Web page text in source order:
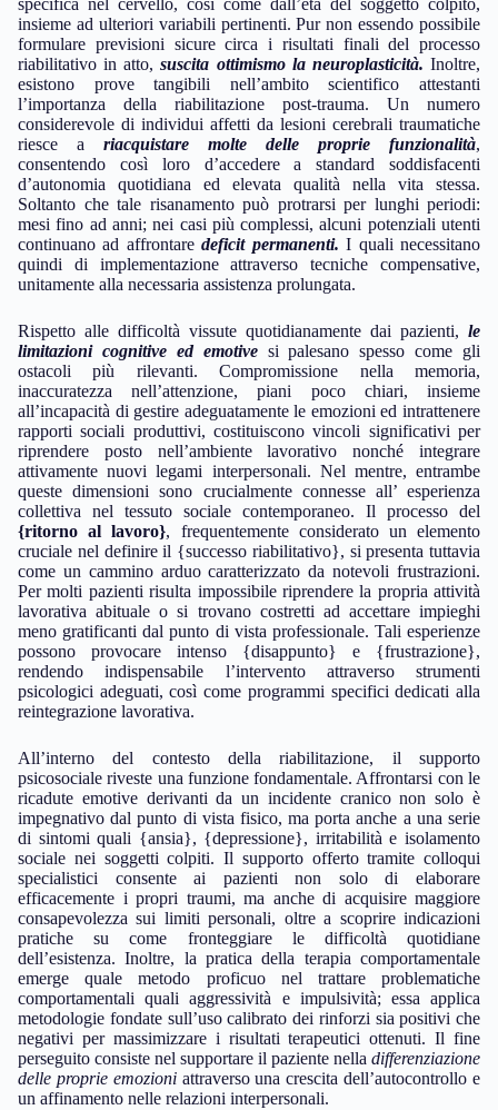
specifica nel cervello, così come dall’età del soggetto colpito,
insieme ad ulteriori variabili pertinenti. Pur non essendo possibile
formulare previsioni sicure circa i risultati finali del processo
riabilitativo in atto,suscita ottimismo la neuroplasticità. Inoltre,
esistono prove tangibili nell’ambito scientifico attestanti
l’importanza della riabilitazione post-trauma. Un numero
considerevole di individui affetti da lesioni cerebrali traumatiche
riesce a riacquistare molte delle proprie funzionalità,
consentendo così loro d’accedere a standard soddisfacenti
d’autonomia quotidiana ed elevata qualità nella vita stessa.
Soltanto che tale risanamento può protrarsi per lunghi periodi:
mesi fino ad anni; nei casi più complessi, alcuni potenziali utenti
continuano ad affrontaredeficit permanenti. I quali necessitano
quindi di implementazione attraverso tecniche compensative,
unitamente alla necessaria assistenza prolungata.
Rispetto alle difficoltà vissute quotidianamente dai pazienti, le
limitazioni cognitive ed emotivesi palesano spesso come gli
ostacoli più rilevanti. Compromissione nella memoria,
inaccuratezza nell’attenzione, piani poco chiari, insieme
all’incapacità di gestire adeguatamente le emozioni ed intrattenere
rapporti sociali produttivi, costituiscono vincoli significativi per
riprendere posto nell’ambiente lavorativo nonché integrare
attivamente nuovi legami interpersonali. Nel mentre, entrambe
queste dimensioni sono crucialmente connesse all’ esperienza
collettiva nel tessuto sociale contemporaneo. Il processo del
{ritorno al lavoro}, frequentemente considerato un elemento
cruciale nel definire il {successo riabilitativo}, si presenta tuttavia
come un cammino arduo caratterizzato da notevoli frustrazioni.
Per molti pazienti risulta impossibile riprendere la propria attività
lavorativa abituale o si trovano costretti ad accettare impieghi
meno gratificanti dal punto di vista professionale. Tali esperienze
possono provocare intenso {disappunto} e {frustrazione},
rendendo indispensabile l’intervento attraverso strumenti
psicologici adeguati, così come programmi specifici dedicati alla
reintegrazione lavorativa.
All’interno del contesto della riabilitazione, il supporto
psicosociale riveste una funzione fondamentale. Affrontarsi con le
ricadute emotive derivanti da un incidente cranico non solo è
impegnativo dal punto di vista fisico, ma porta anche a una serie
di sintomi quali {ansia}, {depressione}, irritabilità e isolamento
sociale nei soggetti colpiti. Il supporto offerto tramite colloqui
specialistici consente ai pazienti non solo di elaborare
efficacemente i propri traumi, ma anche di acquisire maggiore
consapevolezza sui limiti personali, oltre a scoprire indicazioni
pratiche su come fronteggiare le difficoltà quotidiane
dell’esistenza. Inoltre, la pratica della terapia comportamentale
emerge quale metodo proficuo nel trattare problematiche
comportamentali quali aggressività e impulsività; essa applica
metodologie fondate sull’uso calibrato dei rinforzi sia positivi che
negativi per massimizzare i risultati terapeutici ottenuti. Il fine
perseguito consiste nel supportare il paziente nella differenziazione
delle proprie emozioniattraverso una crescita dell’autocontrollo e
un affinamento nelle relazioni interpersonali.